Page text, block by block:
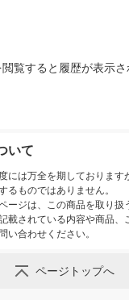
覧すると履歴が表示さ
いて
には万全を期しております
るものではありません。
ージは、この商品を取り扱
載されている内容や商品、
い合わせください。
ページトップへ